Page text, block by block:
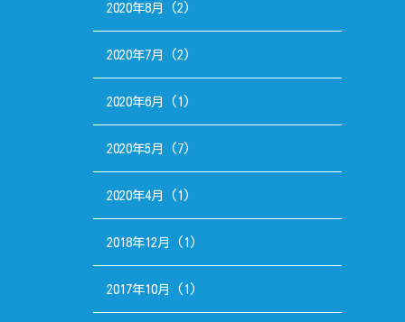
2020年8月 (2)
2020年7月 (2)
2020年6月 (1)
2020年5月 (7)
2020年4月 (1)
2018年12月 (1)
2017年10月 (1)